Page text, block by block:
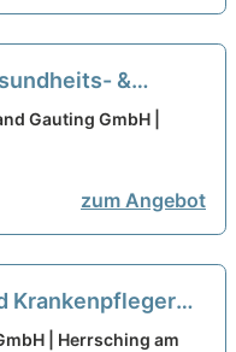
&
Altenpfleger
Gauting GmbH |
zum Angebot
Krankenpfleger
und
| Herrsching am